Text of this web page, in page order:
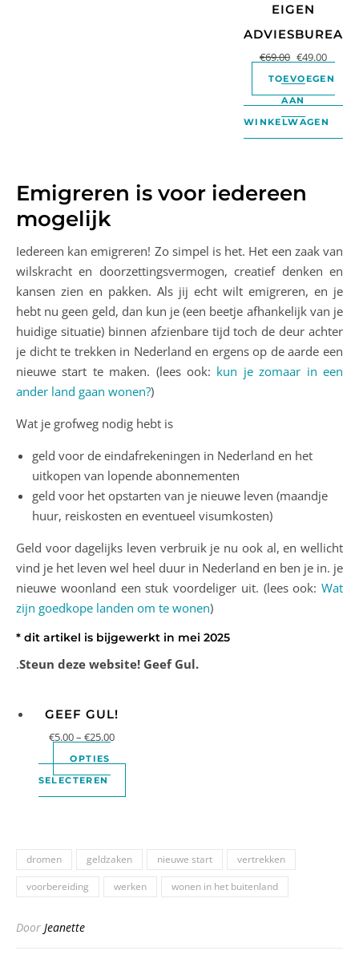
EIGEN
ADVIESBUREAU
€69.00 €49.00
TOEVOEGEN
AAN
WINKELWAGEN
Emigreren is voor iedereen
mogelijk
Iedereen kan emigreren! Zo simpel is het. Het een zaak van
wilskracht en doorzettingsvermogen, creatief denken en
kansen zien en pakken. Als jij echt wilt emigreren, en je
hebt nu geen geld, dan kun je (een beetje afhankelijk van je
huidige situatie) binnen afzienbare tijd toch de deur achter
je dicht te trekken in Nederland en ergens op de aarde een
nieuwe start te maken. (lees ook: kun je zomaar in een
ander land gaan wonen?)
Wat je grofweg nodig hebt is
geld voor de eindafrekeningen in Nederland en het
uitkopen van lopende abonnementen
geld voor het opstarten van je nieuwe leven (maandje
huur, reiskosten en eventueel visumkosten)
Geld voor dagelijks leven verbruik je nu ook al, en wellicht
vind je het leven wel heel duur in Nederland en ben je in. je
nieuwe woonland een stuk voordeliger uit. (lees ook: Wat
zijn goedkope landen om te wonen)
* dit artikel is bijgewerkt in mei 2025
.Steun deze website! Geef Gul.
GEEF GUL!
€5.00–€25.00
OPTIES
SELECTEREN
dromen geldzaken nieuwe start
vertrekken
voorbereiding
werken wonen in het buitenland
Door Jeanette